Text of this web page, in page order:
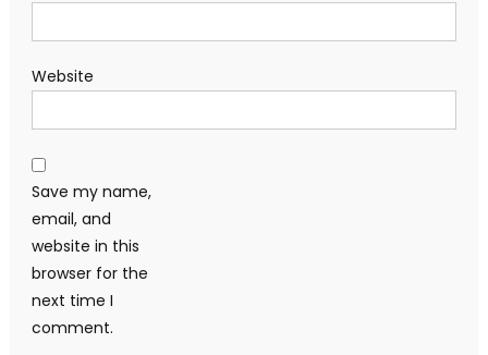
Website
Save my name,
email, and
website in this
browser for the
next time I
comment.